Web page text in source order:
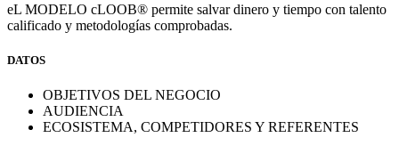
eL MODELO cLOOB® permite salvar dinero y tiempo con talento
calificado y metodologías comprobadas.
DATOS
OBJETIVOS DEL NEGOCIO
AUDIENCIA
ECOSISTEMA, COMPETIDORES Y REFERENTES